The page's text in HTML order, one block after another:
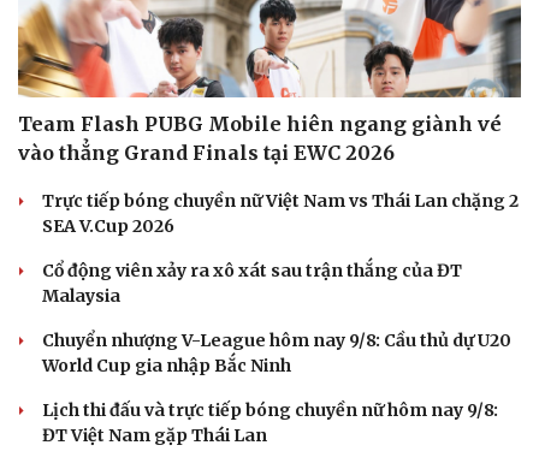
Tư vấn
Săn Tour
check-in
Câu chuyện thời sự
Cửa sổ tình yêu
Kể chuyện cho bé
Team Flash PUBG Mobile hiên ngang giành vé
vào thẳng Grand Finals tại EWC 2026
Trực tiếp bóng chuyền nữ Việt Nam vs Thái Lan chặng 2
SEA V.Cup 2026
Cổ động viên xảy ra xô xát sau trận thắng của ĐT
Malaysia
Chuyển nhượng V-League hôm nay 9/8: Cầu thủ dự U20
World Cup gia nhập Bắc Ninh
Lịch thi đấu và trực tiếp bóng chuyền nữ hôm nay 9/8:
ĐT Việt Nam gặp Thái Lan